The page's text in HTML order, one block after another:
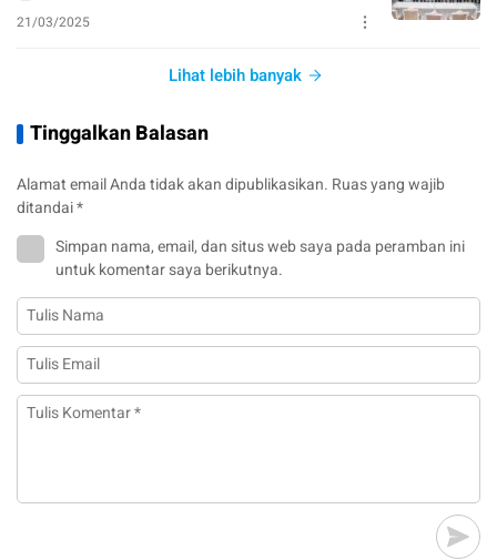
21/03/2025
Lihat lebih banyak
Tinggalkan Balasan
Alamat email Anda tidak akan dipublikasikan. Ruas yang wajib
ditandai*
Simpan nama, email, dan situs web saya pada peramban ini
untuk komentar saya berikutnya.